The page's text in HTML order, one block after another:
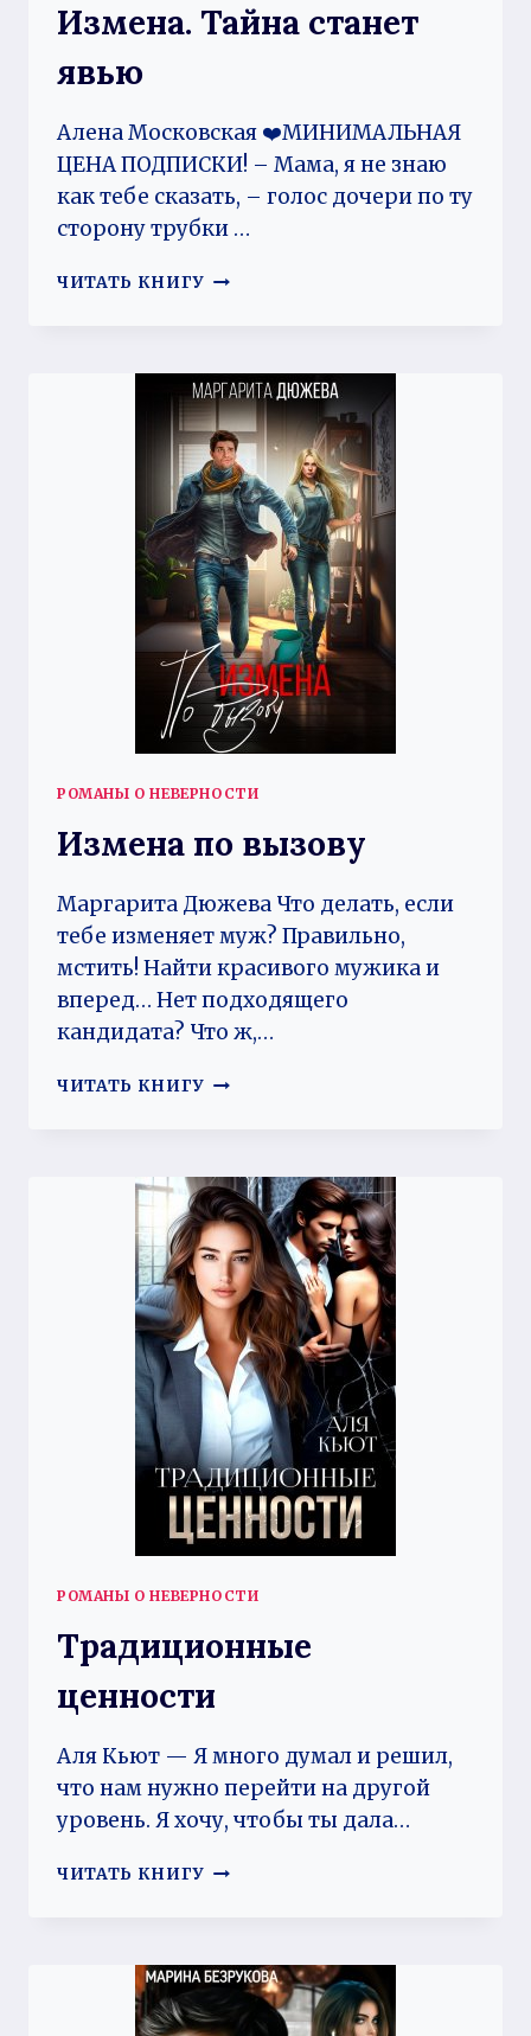
Измена. Тайна станет
явью
Алена Московская ‍❤️‍МИНИМАЛЬНАЯ
ЦЕНА ПОДПИСКИ! – Мама, я не знаю
как тебе сказать, – голос дочери по ту
сторону трубки …
ЧИТАТЬ КНИГУ ИЗМЕНА.
РОМАНЫ О НЕВЕРНОСТИ
Измена по вызову
Маргарита Дюжева Что делать, если
тебе изменяет муж? Правильно,
мстить! Найти красивого мужика и
вперед… Нет подходящего
кандидата? Что ж,…
ЧИТАТЬ КНИГУ ИЗМЕНА
РОМАНЫ О НЕВЕРНОСТИ
Традиционные
ценности
Аля Кьют — Я много думал и решил,
что нам нужно перейти на другой
уровень. Я хочу, чтобы ты дала…
ЧИТАТЬ КНИГУ ТРАДИЦИОННЫЕ